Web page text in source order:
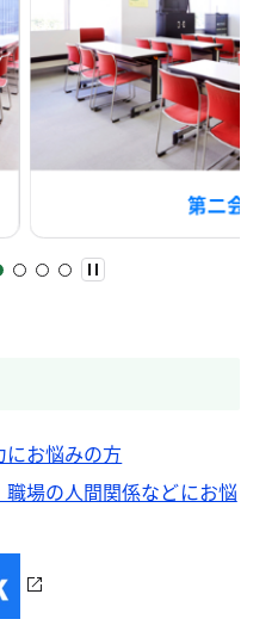
お悩みの方
場の人間関係などにお悩